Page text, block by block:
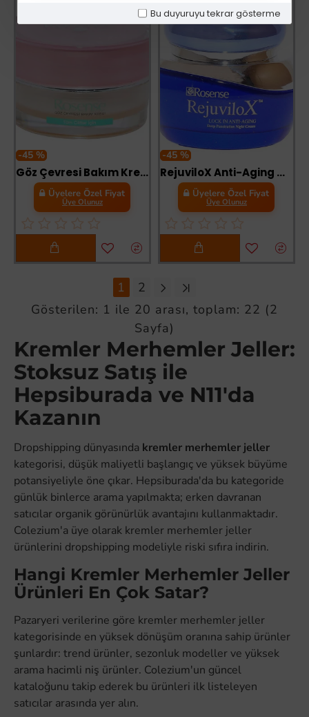
Bu duyuruyu tekrar gösterme
-45 %
Göz Çevresi Bakım Kremi 20 ML
Üyelere Özel Fiyat
Üye Olunuz
-45 %
RejuviloX Anti-Aging Gece Bakım Kremi 50ML
Üyelere Özel Fiyat
Üye Olunuz
1
2
Gösterilen: 1 ile 20 arası, toplam: 22 (2
Sayfa)
Kremler Merhemler Jeller:
Stoksuz Satış ile
Hepsiburada ve N11'da
Kazanın
Dropshipping dünyasında kremler merhemler jeller
kategorisi, düşük maliyetli başlangıç ve yüksek büyüme
potansiyeliyle öne çıkar. Hepsiburada'da bu kategoride
günlük binlerce arama yapılmakta; erken davranan
satıcılar organik görünürlük avantajını kullanmaktadır.
Colezium'a üye olarak kremler merhemler jeller
ürünlerini dropshipping modeliyle riski sıfıra indirin.
Hangi Kremler Merhemler Jeller
Ürünleri En Çok Satar?
Pazaryeri verilerine göre kremler merhemler jeller
kategorisinde en yüksek dönüşüm oranına sahip ürünler
şunlardır: trend ürünler, sezonluk modeller ve yüksek
arama hacimli niş ürünler. Colezium'un güncel
kataloğunu takip ederek bu ürünleri ilk listeleyen
satıcılar arasında yer alın.